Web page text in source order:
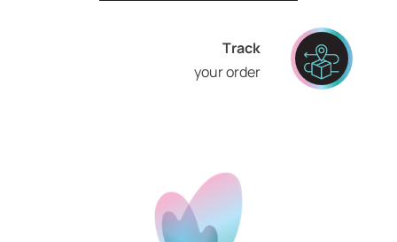
Τrack
your order